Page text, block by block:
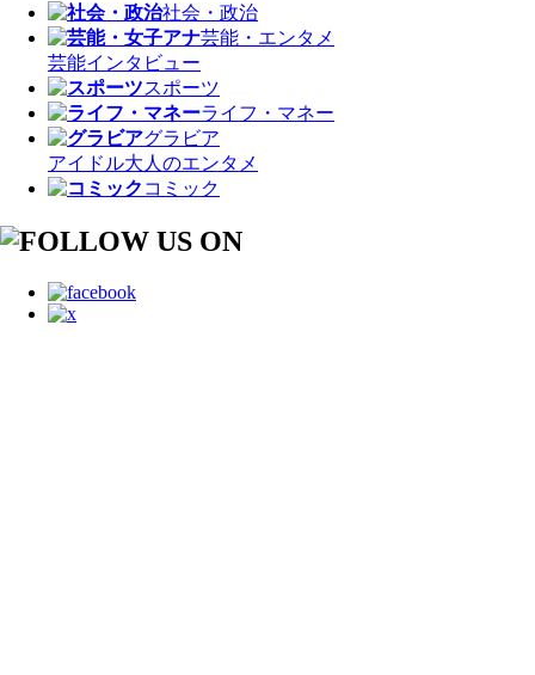
社会・政治
芸能・エンタメ
芸能インタビュー
スポーツ
ライフ・マネー
グラビア
アイドル大人のエンタメ
コミック